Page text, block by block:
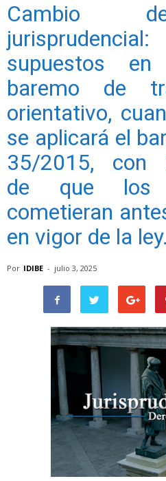
Cambio
supuestos
baremo de
orientativo,
se aplicará el
35/2015, con
de que los
cometieran
en vigor de la ley.
Por IDIBE - julio 3, 2025